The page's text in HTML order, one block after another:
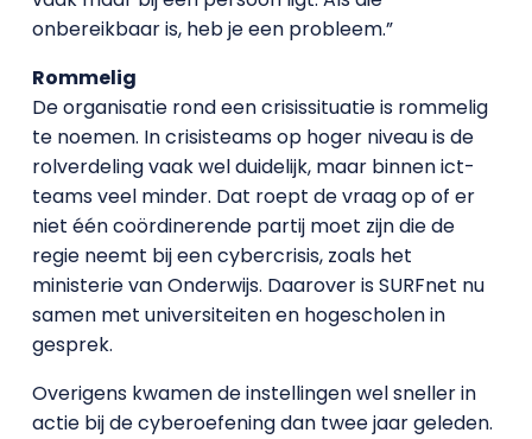
onbereikbaar is, heb je een probleem.”
Rommelig
De organisatie rond een crisissituatie is rommelig
te noemen. In crisisteams op hoger niveau is de
rolverdeling vaak wel duidelijk, maar binnen ict-
teams veel minder. Dat roept de vraag op of er
niet één coördinerende partij moet zijn die de
regie neemt bij een cybercrisis, zoals het
ministerie van Onderwijs. Daarover is SURFnet nu
samen met universiteiten en hogescholen in
gesprek.
Overigens kwamen de instellingen wel sneller in
actie bij de cyberoefening dan twee jaar geleden.